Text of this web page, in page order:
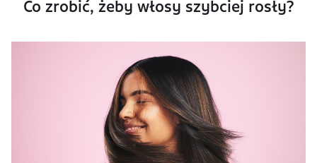
Co zrobić, żeby włosy szybciej rosły?